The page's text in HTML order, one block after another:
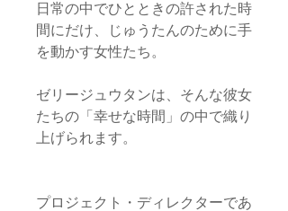
日常の中でひとときの許された時
間にだけ、じゅうたんのために手
を動かす女性たち。
ゼリージュウタンは、そんな彼女
たちの「幸せな時間」の中で織り
上げられます。
プロジェクト・ディレクターであ